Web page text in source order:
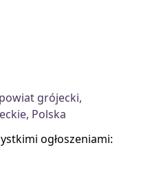
grójecki,
Polska
ogłoszeniami: